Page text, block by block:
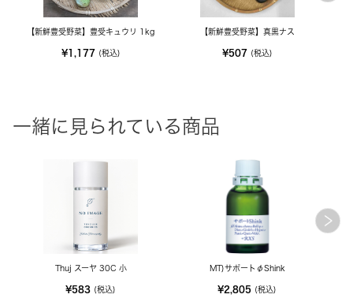
【新鮮豊受野菜】豊受キュウリ 1kg
¥1,177 (税込)
【新鮮豊受野菜】真黒ナス
¥507 (税込)
一緒に見られている商品
Thuj スーヤ 30C 小
¥583 (税込)
MT)サポートφShink
¥2,805 (税込)